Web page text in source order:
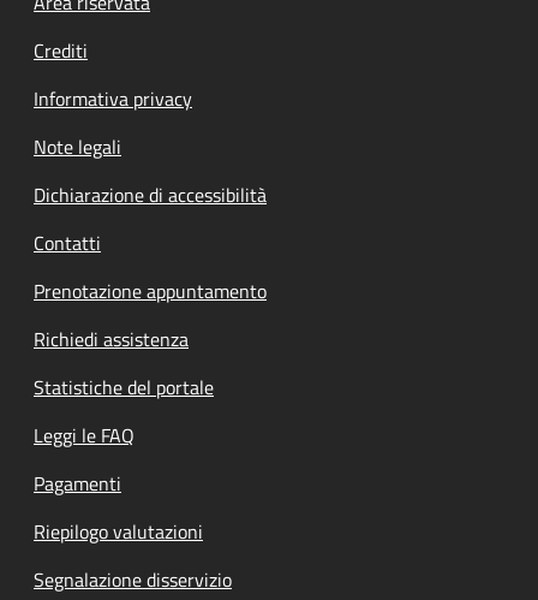
Crediti
Informativa privacy
Note legali
Dichiarazione di accessibilità
Contatti
Prenotazione appuntamento
Richiedi assistenza
Statistiche del portale
Leggi le FAQ
Pagamenti
Riepilogo valutazioni
Segnalazione disservizio